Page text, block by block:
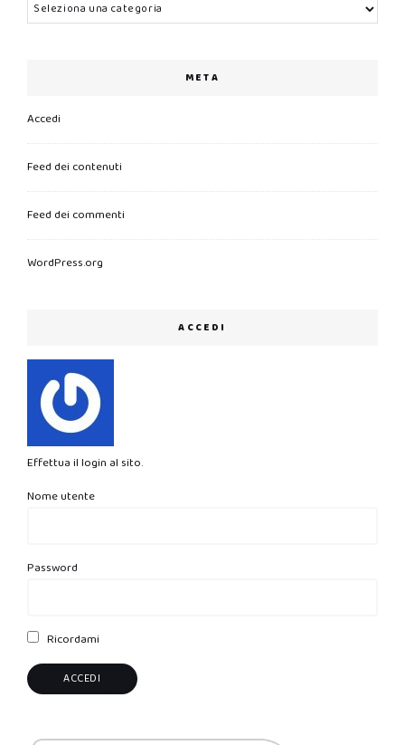
META
Accedi
Feed dei contenuti
Feed dei commenti
WordPress.org
ACCEDI
Effettua il login al sito.
Nome utente
Password
Ricordami